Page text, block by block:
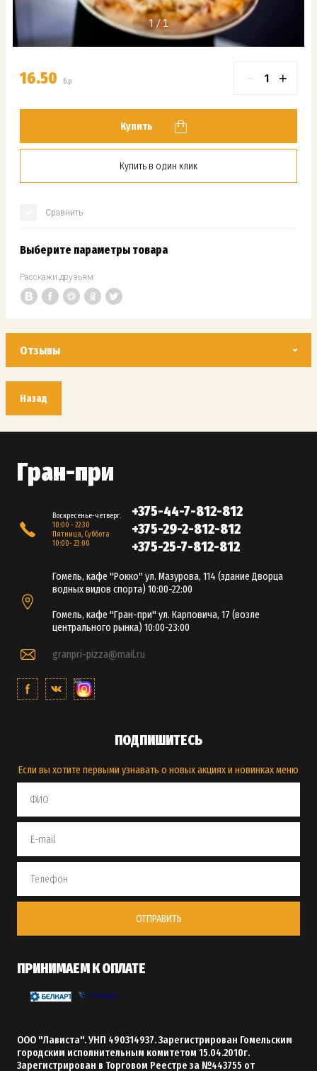
1
16.50 б.р − +
Купить
Купить в один клик
Сравнить
Выберите параметры товара
Расскажи друзьям:
Отзывы
Назад
Гран-при
Воскресенье-четверг.
10:00 - 22:30
Пятница, Суббота
10:00- 23:00
+375-44-7-812-812
+375-29-2-812-812
+375-25-7-812-812
Гомель, кафе "Рокко" ул. Мазурова, 114 (здание Дворца
водных видов спорта) 10:00-22:00
Гомель, кафе "Гран-при" ул. Карповича, 17 (возле
центрального рынка) 10:00-23:00
granpri-pizza@mail.ru
ПОДПИШИТЕСЬ
Если вы хотите первыми узнавать о новых акциях и новинках меню
ОТПРАВИТЬ
ПРИНИМАЕМ К ОПЛАТЕ
ООО "Лависта". УНП 490314937. Зарегистрирован Гомельским
городским исполнительным комитетом 15.04.2010г.
Зарегистрирован в Торговом Реестре за №443755 от